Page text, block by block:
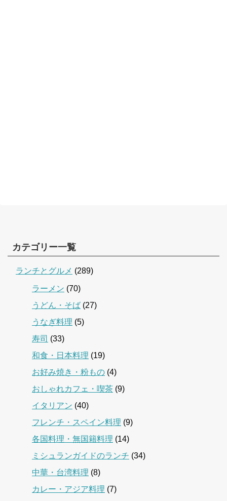
カテゴリー一覧
ランチとグルメ (289)
ラーメン (70)
うどん・そば (27)
うなぎ料理 (5)
寿司 (33)
和食・日本料理 (19)
お好み焼き・粉もの (4)
おしゃれカフェ・喫茶 (9)
イタリアン (40)
フレンチ・スペイン料理 (9)
各国料理・無国籍料理 (14)
ミシュランガイドのランチ (34)
中華・台湾料理 (8)
カレー・アジア料理 (7)